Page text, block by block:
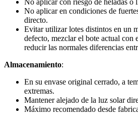
No aplicar en condiciones de
directo.
Evitar utilizar lotes distintos en un
defecto, mezclar el bote actual con
reducir las normales diferencias
Almacenamiento:
En su envase original cerrado, a
extremas.
Mantener alejado de la luz solar
Máximo recomendado desde